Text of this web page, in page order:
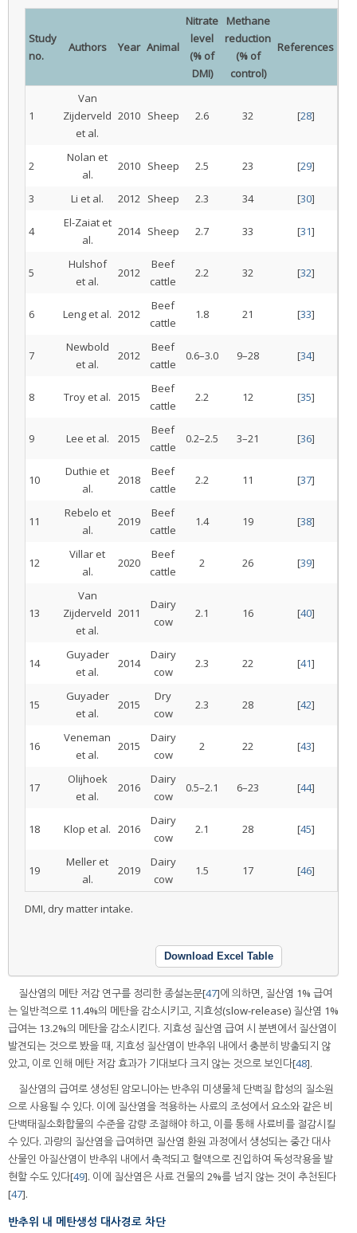
Study
no.
Authors Year Animal
Nitrate
level
(% of
DMI)
Methane
reduction
(% of
control)
References
1
Van
Zijderveld
et al.
2010 Sheep 2.6 32 [28]
2
Nolan et
al.
2010 Sheep 2.5 23 [29]
3 Li et al. 2012 Sheep 2.3 34 [30]
4
El-Zaiat et
al.
2014 Sheep 2.7 33 [31]
5
Hulshof
et al.
2012
Beef
cattle
2.2 32 [32]
6 Leng et al. 2012
Beef
cattle
1.8 21 [33]
7
Newbold
et al.
2012
Beef
cattle
0.6–3.0 9–28 [34]
8 Troy et al. 2015
Beef
cattle
2.2 12 [35]
9 Lee et al. 2015
Beef
cattle
0.2–2.5 3–21 [36]
10
Duthie et
al.
2018
Beef
cattle
2.2 11 [37]
11
Rebelo et
al.
2019
Beef
cattle
1.4 19 [38]
12
Villar et
al.
2020
Beef
cattle
2 26 [39]
13
Van
Zijderveld
et al.
2011
Dairy
cow
2.1 16 [40]
14
Guyader
et al.
2014
Dairy
cow
2.3 22 [41]
15
Guyader
et al.
2015
Dry
cow
2.3 28 [42]
16
Veneman
et al.
2015
Dairy
cow
2 22 [43]
17
Olijhoek
et al.
2016
Dairy
cow
0.5–2.1 6–23 [44]
18 Klop et al. 2016
Dairy
cow
2.1 28 [45]
19
Meller et
al.
2019
Dairy
cow
1.5 17 [46]
DMI, dry matter intake.
Download Excel Table
질산염의 메탄 저감 연구를 정리한 종설논문[47]에 의하면, 질산염 1% 급여
는 일반적으로 11.4%의 메탄을 감소시키고, 지효성(slow-release) 질산염 1%
급여는 13.2%의 메탄을 감소시킨다. 지효성 질산염 급여 시 분변에서 질산염이
발견되는 것으로 봤을 때, 지효성 질산염이 반추위 내에서 충분히 방출되지 않
았고, 이로 인해 메탄 저감 효과가 기대보다 크지 않는 것으로 보인다[48].
질산염의 급여로 생성된 암모니아는 반추위 미생물체 단백질 합성의 질소원
으로 사용될 수 있다. 이에 질산염을 적용하는 사료의 조성에서 요소와 같은 비
단백태질소화합물의 수준을 감량 조절해야 하고, 이를 통해 사료비를 절감시킬
수 있다. 과량의 질산염을 급여하면 질산염 환원 과정에서 생성되는 중간 대사
산물인 아질산염이 반추위 내에서 축적되고 혈액으로 진입하여 독성작용을 발
현할 수도 있다[49]. 이에 질산염은 사료 건물의 2%를 넘지 않는 것이 추천된다
[47].
반추위 내 메탄생성 대사경로 차단